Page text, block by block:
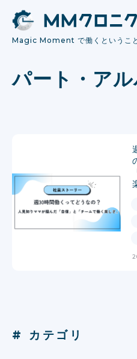
Magic Moment で働くというこ
パート・アル
# カテゴリ